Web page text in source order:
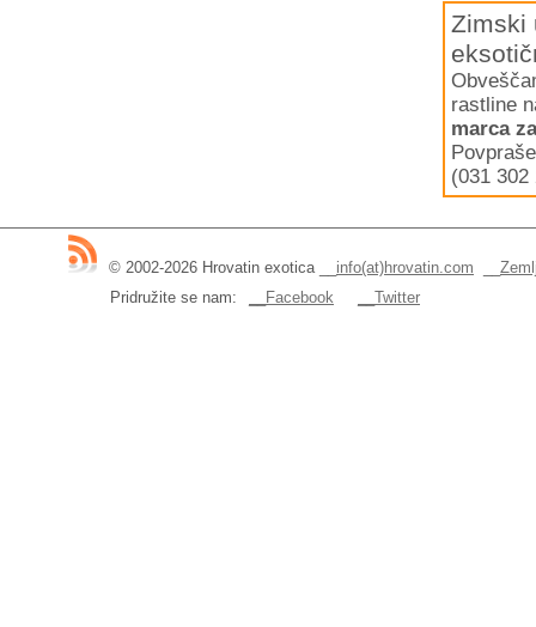
Zimski
rastline
marca
(031
© 2002-2026 Hrovatin exotica__ info(at)hrovatin.com
Pridružite se nam:
__Facebook __Twitter